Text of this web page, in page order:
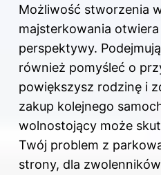
Możliwość stworzenia
majsterkowania otwiera
perspektywy.
również pomyśleć o
powiększysz rodzinę i
zakup kolejnego
wolnostojący może
Twój problem z
strony, dla